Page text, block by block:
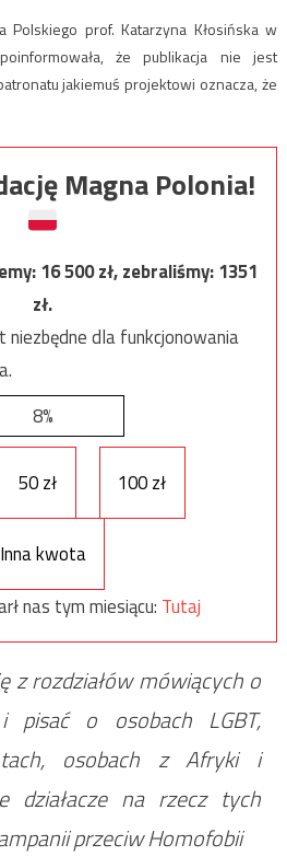
Polskiego prof. Katarzyna Kłosińska w
że publikacja nie jest
jakiemuś projektowi oznacza, że
Magna Polonia!
16 500zł, zebraliśmy:1351
zł.
dla funkcjonowania
8%
50 zł 100 zł
Inna kwota
nas tym miesiącu: Tutaj
z rozdziałów mówiących o
o osobach LGBT,
osobach z Afryki i
działacze na rzecz tych
przeciw Homofobii